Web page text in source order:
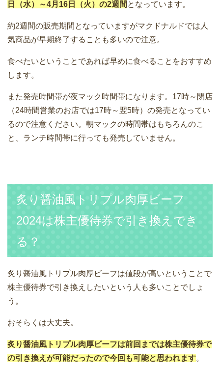
日（水）～4月16日（火）の2週間 となっています。
約2週間の販売期間となっていますがマクドナルドでは人
気商品が早期終了することも多いので注意。
食べたいということであれば早めに食べることをおすすめ
します。
また発売時間帯が夜マック時間帯になります。17時～閉店
（24時間営業のお店では17時～翌5時）の発売となってい
るので注意ください。朝マックの時間帯はもちろんのこ
と、ランチ時間帯に行っても発売していません。
炙り醤油風トリプル肉厚ビーフ
2024は株主優待券で引き換えでき
る？
炙り醤油風トリプル肉厚ビーフは値段が高いということで
株主優待券で引き換えしたいという人も多いことでしょ
う。
おそらくは大丈夫。
炙り醤油風トリプル肉厚ビーフは前回までは株主優待券で
の引き換えが可能だったので今回も可能と思われます。